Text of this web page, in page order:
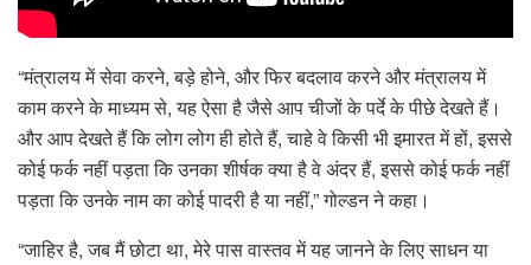
“मंत्रालय में सेवा करने, बड़े होने, और फिर बदलाव करने और मंत्रालय में
काम करने के माध्यम से, यह ऐसा है जैसे आप चीजों के पर्दे के पीछे देखते हैं।
और आप देखते हैं कि लोग लोग ही होते हैं, चाहे वे किसी भी इमारत में हों, इससे
कोई फर्क नहीं पड़ता कि उनका शीर्षक क्या है वे अंदर हैं, इससे कोई फर्क नहीं
पड़ता कि उनके नाम का कोई पादरी है या नहीं,” गोल्डन ने कहा।
“जाहिर है, जब मैं छोटा था, मेरे पास वास्तव में यह जानने के लिए साधन या